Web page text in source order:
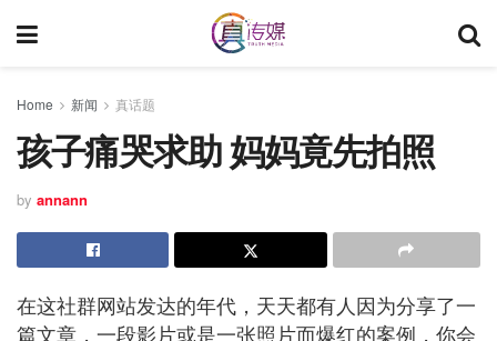
Home 新闻 真话题
孩子痛哭求助 妈妈竟先拍照
by annann
在这社群网站发达的年代，天天都有人因为分享了一
篇文章，一段影片或是一张照片而爆红的案例，你会